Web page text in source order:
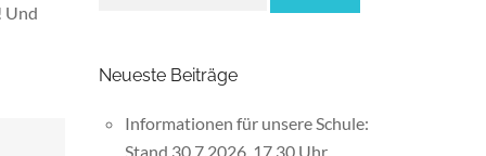
Und
Neueste Beiträge
Informationen für unsere Schule:
Stand 30.7.2026, 17.30 Uhr